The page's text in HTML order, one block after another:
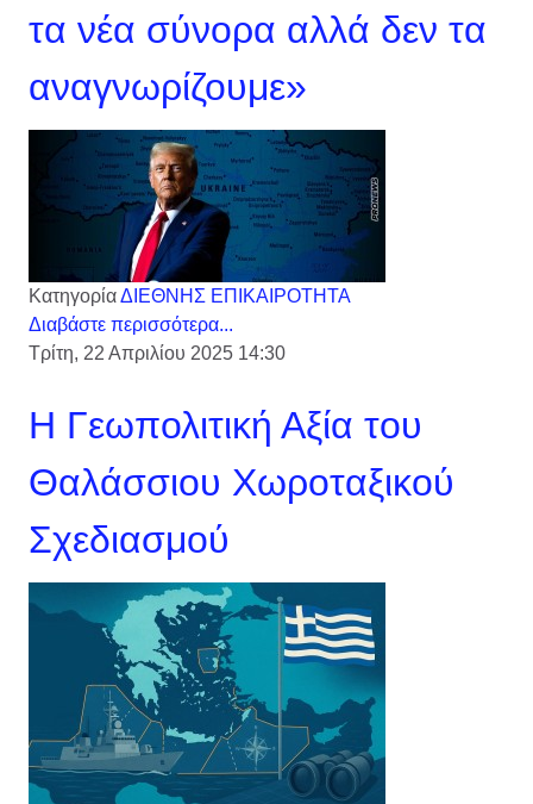
τα νέα σύνορα αλλά δεν τα
αναγνωρίζουμε»
ΚατηγορίαΔΙΕΘΝΗΣ ΕΠΙΚΑΙΡΟΤΗΤΑ
Διαβάστε περισσότερα...
Τρίτη, 22 Απριλίου 2025 14:30
Η Γεωπολιτική Αξία του
Θαλάσσιου Χωροταξικού
Σχεδιασμού